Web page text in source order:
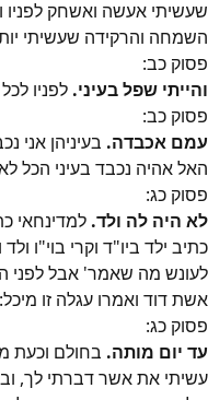
שעשיתי אעשה ואשחק לפניו
השמחה והרקידה שעשיתי
פסוק כב:
והייתי שפל בעיני. לפניו
פסוק כב:
עמם אכבדה. בעיניהן אני
האל אהיה נכבד בעיני הכל
פסוק כג:
לא היה לה ולד. למדינחאי
כתיב ילד ביו"ד וקרי בוי"ו
לעונש מה שאמר' אבל לפני
אשת דוד ואמרו עגלה זו מיכל:
פסוק כג:
עד יום מותה. בחולם וכעת
עשיתי את אשר דברתי לך,